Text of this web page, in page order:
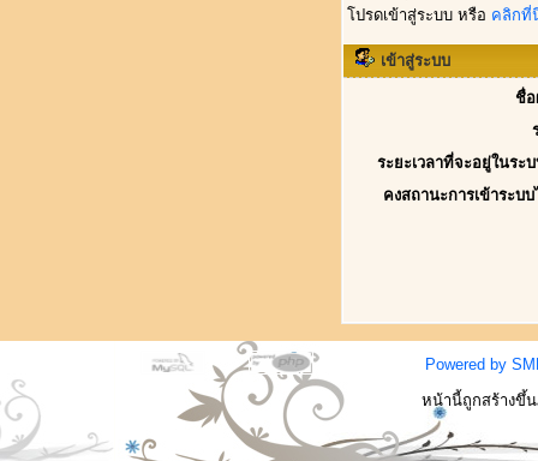
โปรดเข้าสู่ระบบ หรือ คลิกที่
เข้าสู่ระบบ
ชื่อ
ระยะเวลาที่จะอยู่ในระ
คงสถานะการเข้าระบ
Powered by
หน้านี้ถูกสร้างขึ้น